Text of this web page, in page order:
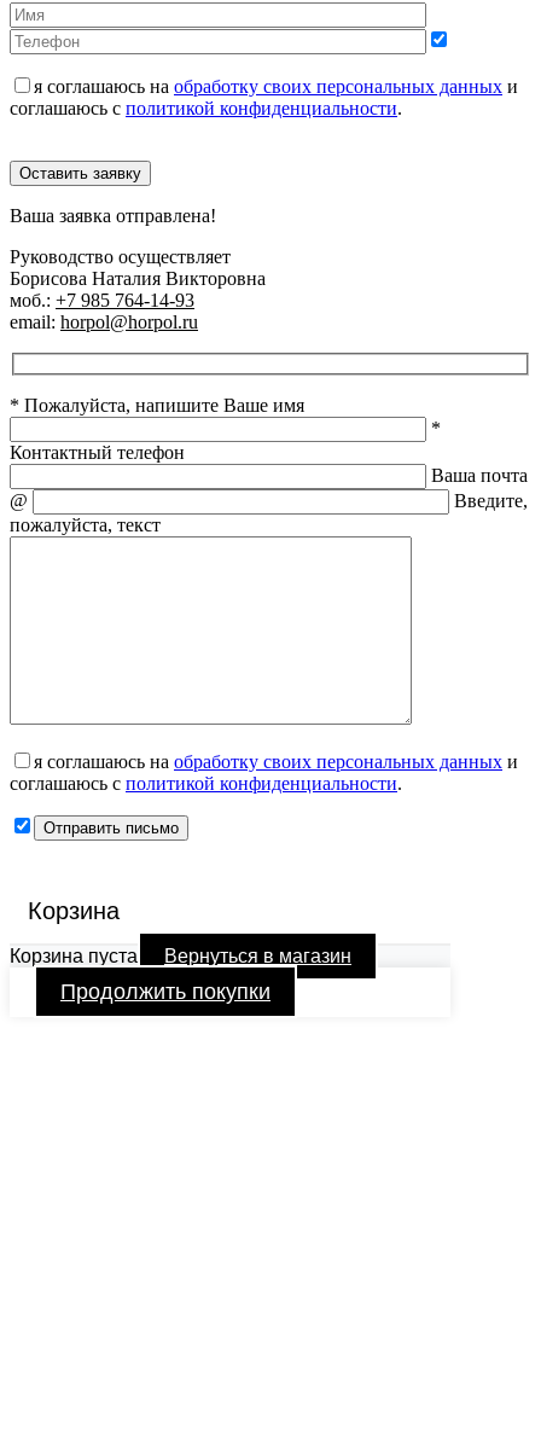
я соглашаюсь на обработку своих персональных данных и
соглашаюсь с политикой конфиденциальности.
Оставить заявку
Ваша заявка отправлена!
Руководство осуществляет
Борисова Наталия Викторовна
моб.: +7 985 764-14-93
email: horpol@horpol.ru
* Пожалуйста, напишите Ваше имя
*
Контактный телефон
Ваша почта
@
Введите,
пожалуйста, текст
я соглашаюсь на обработку своих персональных данных и
соглашаюсь с политикой конфиденциальности.
Корзина
Корзина пуста Вернуться в магазин
Продолжить покупки